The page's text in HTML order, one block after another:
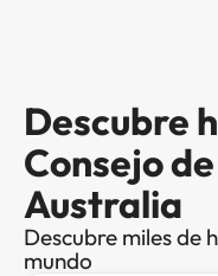
Descubre
Consejo
Australia
Descubre miles de
mundo